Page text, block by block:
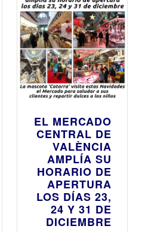
EL MERCADO
CENTRAL DE
VALÈNCIA
AMPLÍA SU
HORARIO DE
APERTURA
LOS DÍAS 23,
24 Y 31 DE
DICIEMBRE